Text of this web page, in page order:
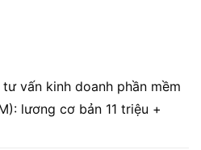
vấn kinh doanh phần mềm
lương cơ bản 11 triệu +